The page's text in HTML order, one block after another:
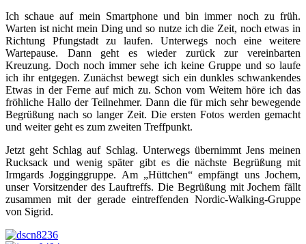
Ich schaue auf mein Smartphone und bin immer noch zu früh.
Warten ist nicht mein Ding und so nutze ich die Zeit, noch etwas in
Richtung Pfungstadt zu laufen. Unterwegs noch eine weitere
Wartepause. Dann geht es wieder zurück zur vereinbarten
Kreuzung. Doch noch immer sehe ich keine Gruppe und so laufe
ich ihr entgegen. Zunächst bewegt sich ein dunkles schwankendes
Etwas in der Ferne auf mich zu. Schon vom Weitem höre ich das
fröhliche Hallo der Teilnehmer. Dann die für mich sehr bewegende
Begrüßung nach so langer Zeit. Die ersten Fotos werden gemacht
und weiter geht es zum zweiten Treffpunkt.
Jetzt geht Schlag auf Schlag. Unterwegs übernimmt Jens meinen
Rucksack und wenig später gibt es die nächste Begrüßung mit
Irmgards Jogginggruppe. Am „Hüttchen“ empfängt uns Jochem,
unser Vorsitzender des Lauftreffs. Die Begrüßung mit Jochem fällt
zusammen mit der gerade eintreffenden Nordic-Walking-Gruppe
von Sigrid.